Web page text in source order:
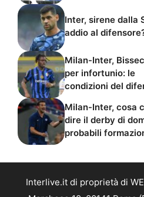
Inter, sirene dalla
addio al
Milan-Inter,
per infortunio: le
condizioni del
Milan-Inter, cosa
dire il derby di
probabili
Interlive.it di proprietà di